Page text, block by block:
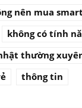
nên mua
không có tính
thường
thông tin